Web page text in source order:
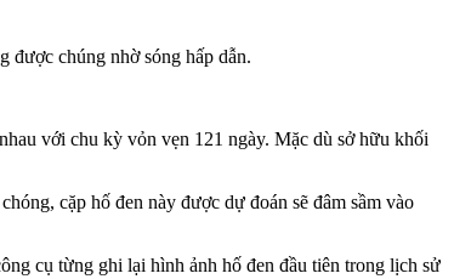
được chúng nhờ sóng hấp dẫn.
với chu kỳ vỏn vẹn 121 ngày. Mặc dù sở hữu khối
cặp hố đen này được dự đoán sẽ đâm sầm vào
cụ từng ghi lại hình ảnh hố đen đầu tiên trong lịch sử